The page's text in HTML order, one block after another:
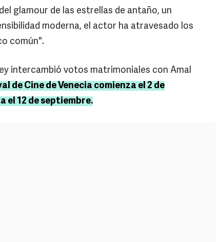
glamour de las estrellas de antaño, un
moderna, el actor ha atravesado los
común".
intercambió votos matrimoniales con Amal
de Cine de Venecia comienza el 2 de
el 12 de septiembre.